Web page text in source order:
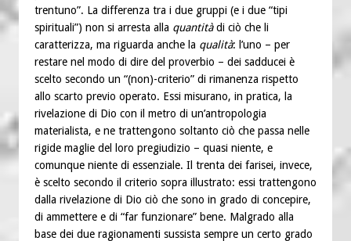
trentuno”. La differenza tra i due gruppi (e i due “tipi
spirituali”) non si arresta alla quantitàdi ciò che li
caratterizza, ma riguarda anche la qualità: l’uno – per
restare nel modo di dire del proverbio – dei sadducei è
scelto secondo un “(non)-criterio” di rimanenza rispetto
allo scarto previo operato. Essi misurano, in pratica, la
rivelazione di Dio con il metro di un’antropologia
materialista, e ne trattengono soltanto ciò che passa nelle
rigide maglie del loro pregiudizio – quasi niente, e
comunque niente di essenziale. Il trenta dei farisei, invece,
è scelto secondo il criterio sopra illustrato: essi trattengono
dalla rivelazione di Dio ciò che sono in grado di concepire,
di ammettere e di “far funzionare” bene. Malgrado alla
base dei due ragionamenti sussista sempre un certo grado